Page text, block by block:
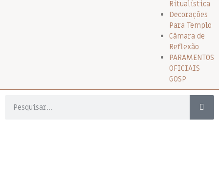
Ritualística
Decorações
Para Templo
Câmara de
Reflexão
PARAMENTOS
OFICIAIS
GOSP